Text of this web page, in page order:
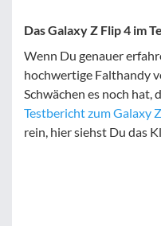
Das Galaxy Z Flip 4 im
Wenn Du genauer
hochwertige Falthandy
Schwächen es noch hat,
Testbericht zum Galaxy
rein, hier siehst Du das